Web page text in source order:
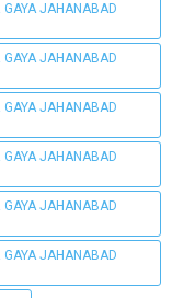
GAYA JAHANABAD
GAYA JAHANABAD
GAYA JAHANABAD
GAYA JAHANABAD
GAYA JAHANABAD
GAYA JAHANABAD